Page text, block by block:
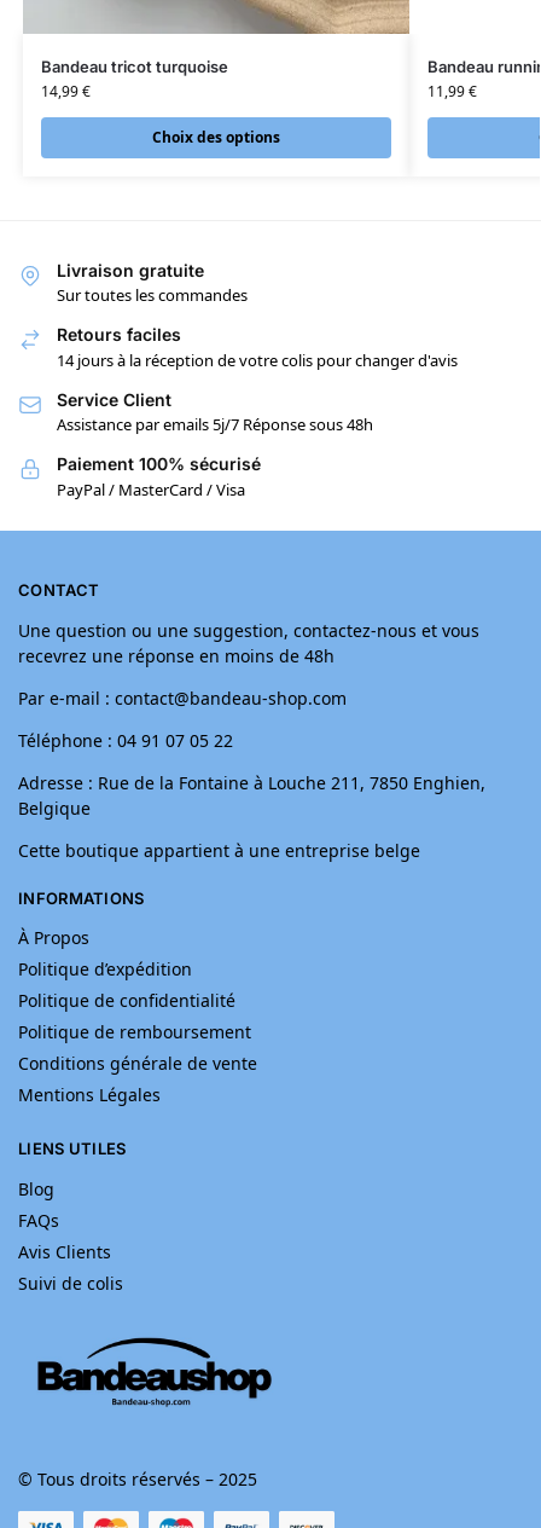
Bandeau tricot turquoise
14,99€
Choix des options
Bandeau
11,99€
Livraison gratuite
Sur toutes les commandes
Retours faciles
14 jours à la réception de votre colis pour changer d'avis
Service Client
Assistance par emails 5j/7 Réponse sous 48h
Paiement 100% sécurisé
PayPal / MasterCard / Visa
CONTACT
Une question ou une suggestion, contactez-nous et vous
recevrez une réponse en moins de 48h
Par e-mail : contact@bandeau-shop.com
Téléphone : 04 91 07 05 22
Adresse : Rue de la Fontaine à Louche 211, 7850 Enghien,
Belgique
Cette boutique appartient à une entreprise belge
INFORMATIONS
À Propos
Politique d’expédition
Politique de confidentialité
Politique de remboursement
Conditions générale de vente
Mentions Légales
LIENS UTILES
Blog
FAQs
Avis Clients
Suivi de colis
© Tous droits réservés – 2025